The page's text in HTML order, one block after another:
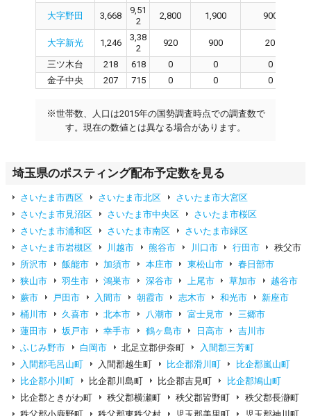
大字野田 3,668
9,51
2
2,800 1,900 900
大字新光 1,246
3,38
2
920 900 20
三ツ木台 218 618 0 0
0
金子中央
207 715 0 0 0
※世帯数、人口は2015年の国勢調査時点での調査数で
す。現在の数値とは異なる場合があります。
埼玉県のポスティング配布予定数を見る
さいたま市西区 さいたま市北区
さいたま市大宮区
さいたま市見沼区
さいたま市中央区
さいたま市桜区
さいたま市浦和区
さいたま市南区
さいたま市緑区
さいたま市岩槻区
川越市 熊谷市 川口市 行田市
秩父市
所沢市
飯能市 加須市 本庄市 東松山市
春日部市
狭山市
羽生市 鴻巣市 深谷市 上尾市 草加市
越谷市
蕨市
戸田市 入間市 朝霞市 志木市 和光市
新座市
桶川市
久喜市 北本市 八潮市 富士見市
三郷市
蓮田市
坂戸市 幸手市 鶴ヶ島市 日高市
吉川市
ふじみ野市
白岡市 北足立郡伊奈町
入間郡三芳町
入間郡毛呂山町
入間郡越生町 比企郡滑川町
比企郡嵐山町
比企郡小川町
比企郡川島町 比企郡吉見町
比企郡鳩山町
比企郡ときがわ町
秩父郡横瀬町 秩父郡皆野町
秩父郡長瀞町